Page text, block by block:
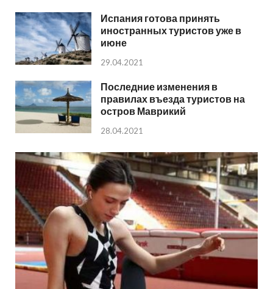
Испания готова принять
иностранных туристов уже в
июне
29.04.2021
Последние изменения в
правилах въезда туристов на
остров Маврикий
28.04.2021